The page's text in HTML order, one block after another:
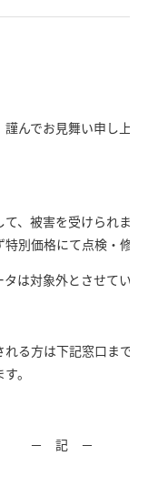
んでお見舞い申し上
、被害を受けられま
別価格にて点検・修
は対象外とさせていた
る方は下記窓口まで
。
－ 記 －